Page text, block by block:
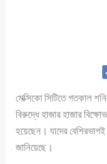
মেক্সিকো সিটিতে গতকাল
বিরুদ্ধে হাজার হাজার
হয়েছেন। যাদের
জানিয়েছে।